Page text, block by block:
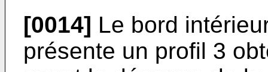
[0014] Le bord
présente un profil 3